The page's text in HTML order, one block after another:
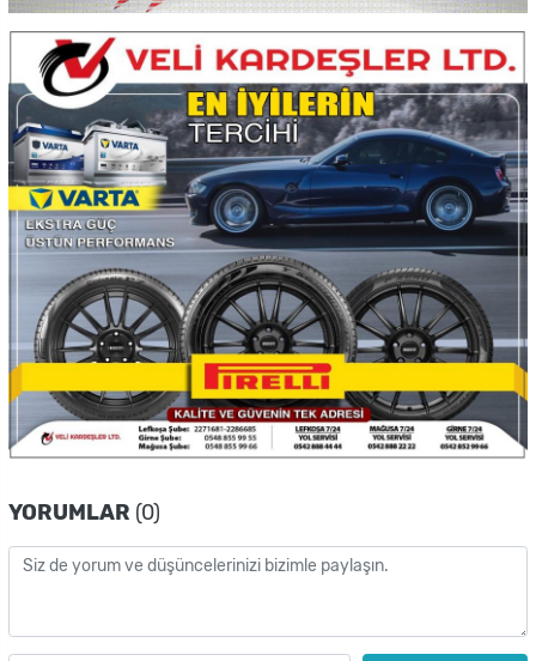
YORUMLAR (0)